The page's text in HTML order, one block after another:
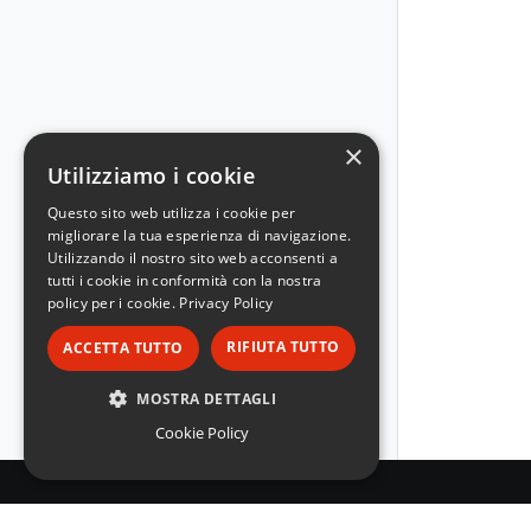
×
Utilizziamo i cookie
Questo sito web utilizza i cookie per
migliorare la tua esperienza di navigazione.
Utilizzando il nostro sito web acconsenti a
tutti i cookie in conformità con la nostra
policy per i cookie. Privacy Policy
ACCETTA TUTTO RIFIUTA TUTTO
MOSTRA DETTAGLI
STRETTAMENTE NECESSARI
Cookie Policy